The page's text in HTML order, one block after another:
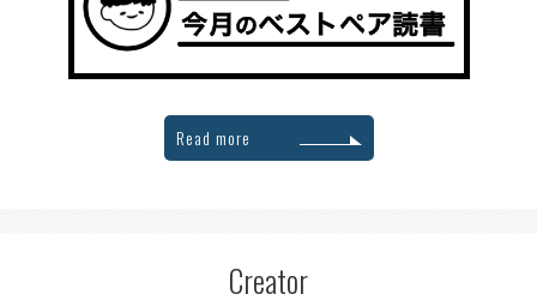
Read more
Creator